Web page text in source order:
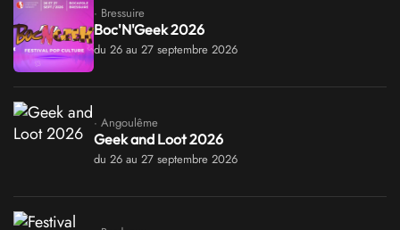
· Bressuire
Boc'N'Geek 2026
du 26 au 27 septembre 2026
· Angoulême
Geek and Loot 2026
du 26 au 27 septembre 2026